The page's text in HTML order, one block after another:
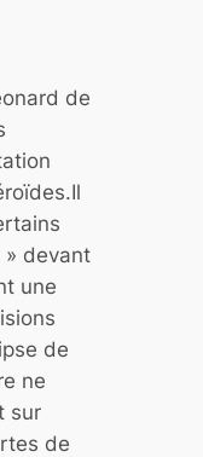
de
» devant
une
de
ne
sur
de